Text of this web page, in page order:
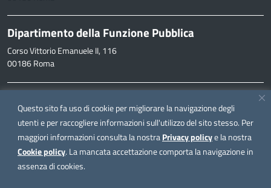
Questo sito fa uso di cookie per migliorare la navigazione degli
utenti e per raccogliere informazioni sull'utilizzo del sito stesso. Per
maggiori informazioni consulta la nostraPrivacy policye la nostra
Cookie policy. La mancata accettazione comporta la navigazione in
assenza di cookies.
Dipartimento della Funzione Pubblica
Corso Vittorio Emanuele II, 116
00186 Roma
inpa@funzionepubblica.it
FAQ
FAQ – Domande e risposte